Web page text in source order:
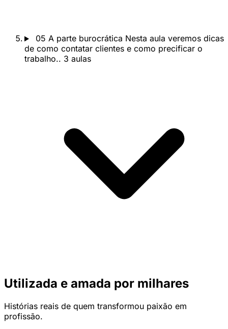
05 A parte burocrática Nesta aula veremos dicas
de como contatar clientes e como precificar o
trabalho.. 3 aulas
Utilizada e amada por milhares
Histórias reais de quem transformou paixão em
profissão.